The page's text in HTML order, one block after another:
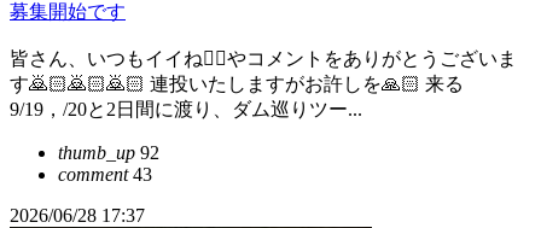
募集開始です
皆さん、いつもイイね👍🏻やコメントをありがとうございま
す🙇🏻️🙇🏻️🙇🏻️ 連投いたしますがお許しを🙏🏻 来る
9/19，/20と2日間に渡り、ダム巡りツー...
thumb_up 92
comment43
2026/06/28 17:37